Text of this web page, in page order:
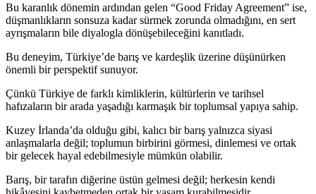
Bu karanlık dönemin ardından gelen “Good Friday Agreement” ise,
düşmanlıkların sonsuza kadar sürmek zorunda olmadığını, en sert
ayrışmaların bile diyalogla dönüşebileceğini kanıtladı.
Bu deneyim, Türkiye’de barış ve kardeşlik üzerine düşünürken
önemli bir perspektif sunuyor.
Çünkü Türkiye de farklı kimliklerin, kültürlerin ve tarihsel
hafızaların bir arada yaşadığı karmaşık bir toplumsal yapıya sahip.
Kuzey İrlanda’da olduğu gibi, kalıcı bir barış yalnızca siyasi
anlaşmalarla değil; toplumun birbirini görmesi, dinlemesi ve ortak
bir gelecek hayal edebilmesiyle mümkün olabilir.
Barış, bir tarafın diğerine üstün gelmesi değil; herkesin kendi